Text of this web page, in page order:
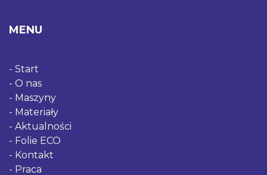
MENU
Start
O nas
Maszyny
Materiały
Aktualności
Folie ECO
Kontakt
Praca